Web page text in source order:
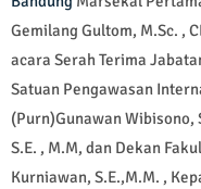
Gemilang Gultom, M.Sc. ,
acara Serah Terima
Satuan Pengawasan
(Purn)Gunawan Wibisono,
S.E. , M.M, dan Dekan
Kurniawan, S.E.,M.M. ,